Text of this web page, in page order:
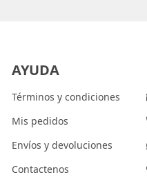
AYUDA
Términos y condiciones
Mis pedidos
Envíos y devoluciones
Contactenos